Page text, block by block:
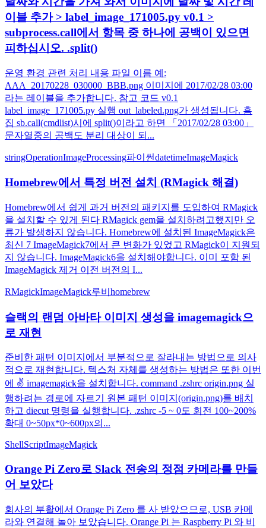
이블 추가 > label_image_171005.py v0.1 >
subprocess.call에서 항목 중 하나에 공백이 있으면
피하십시오. .split()
운영 환경 관련 처리 내용 파일 이름 예:
AAA_20170228_030000_BBB.png 이미지에 2017/02/28 03:00
라는 레이블을 추가합니다. 참고 코드 v0.1
label_image_171005.py 실행 out_labeled.png가 생성됩니다. 흠
집 sb.call(cmdlist)시에 split()이라고 하면 「2017/02/28 03:00」
문자열중의 공백도 분리 대상이 되...
stringOperationImageProcessing파이썬datetimeImageMagick
Homebrew에서 특정 버전 설치 (RMagick 해결)
Homebrew에서 쉽게 과거 버전의 패키지를 도입하여 RMagick
을 설치할 수 있게 된다 RMagick gem을 설치하려고했지만 오
류가 발생하지 않습니다. Homebrew에 설치된 ImageMagick은
최신 7 ImageMagick7에서 큰 변화가 있었고 RMagick이 지원되
지 않습니다. ImageMagick6을 설치해야합니다. 이미 포함 된
ImageMagick 제거 이전 버전의 I...
RMagickImageMagick루비 homebrew
슬랙의 랜덤 아바타 이미지 생성을 imagemagick으
로 재현
준비한 패턴 이미지에서 부분적으로 잘라내는 방법으로 의사
적으로 재현합니다. 텍스처 자체를 생성하는 방법은 또한 이번
에 ✌️ imagemagick을 설치합니다. command .zshrc origin.png 실
행하려는 경로에 자르기 원본 패턴 이미지(origin.png)를 배치
하고 diecut 명령을 실행합니다. .zshrc -5 ~ 0도 회전 100~200%
확대 0~50px*0~600px의...
ShellScriptImageMagick
Orange Pi Zero로 Slack 전송의 정점 카메라를 만들
어 보았다
회사의 부활에서 Orange Pi Zero 를 사 받았으므로, USB 카메
라와 연결해 놀아 보았습니다. Orange Pi 는 Raspberry Pi 와 비